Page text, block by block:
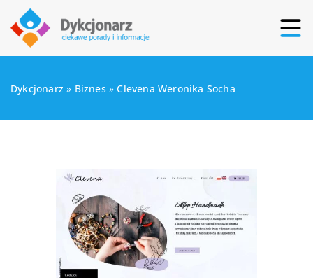
Dykcjonarz » Biznes »Clevena Weronika Socha